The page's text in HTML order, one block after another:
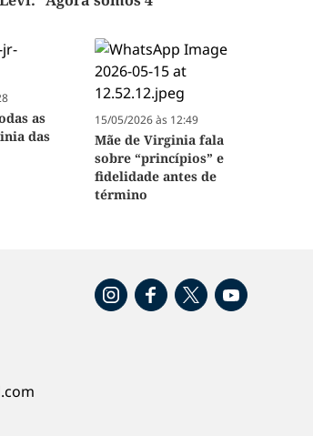
as
das
15/05/2026 às 12:49
Mãe de Virginia fala
sobre “princípios” e
fidelidade antes de
término